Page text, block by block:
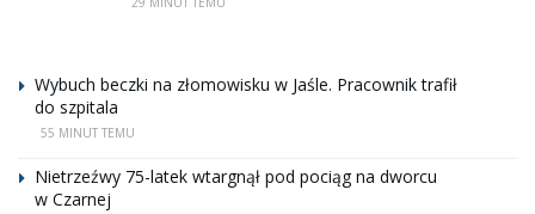
Wybuch beczki na złomowisku w Jaśle. Pracownik trafił
do szpitala
55 MINUT TEMU
Nietrzeźwy 75-latek wtargnął pod pociąg na dworcu
w Czarnej